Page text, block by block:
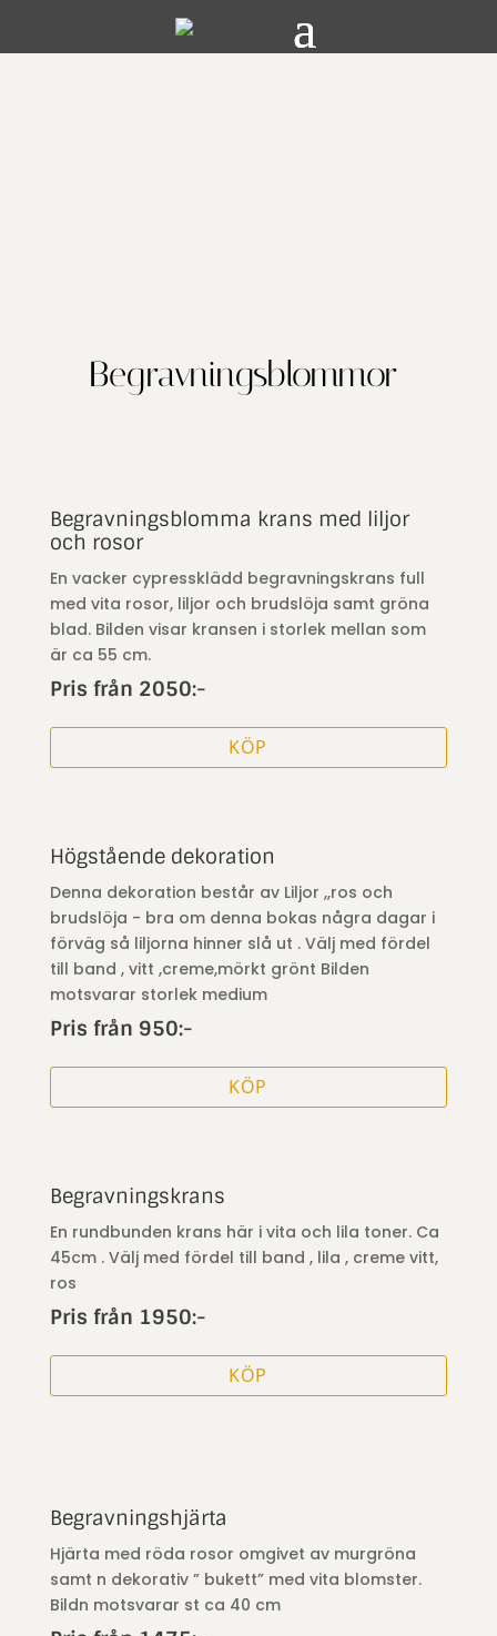
Begravningsblommor
Begravningsblomma krans med liljor
och rosor
En vacker cypressklädd begravningskrans full
med vita rosor, liljor och brudslöja samt gröna
blad. Bilden visar kransen i storlek mellan som
är ca 55 cm.
Pris från 2050:-
KÖP
Högstående dekoration
Denna dekoration består av Liljor ,,ros och
brudslöja - bra om denna bokas några dagar i
förväg så liljorna hinner slå ut . Välj med fördel
till band , vitt ,creme,mörkt grönt Bilden
motsvarar storlek medium
Pris från 950:-
KÖP
Begravningskrans
En rundbunden krans här i vita och lila toner. Ca
45cm . Välj med fördel till band , lila , creme vitt,
ros
Pris från 1950:-
KÖP
Begravningshjärta
Hjärta med röda rosor omgivet av murgröna
samt n dekorativ ” bukett” med vita blomster.
Bildn motsvarar st ca 40 cm